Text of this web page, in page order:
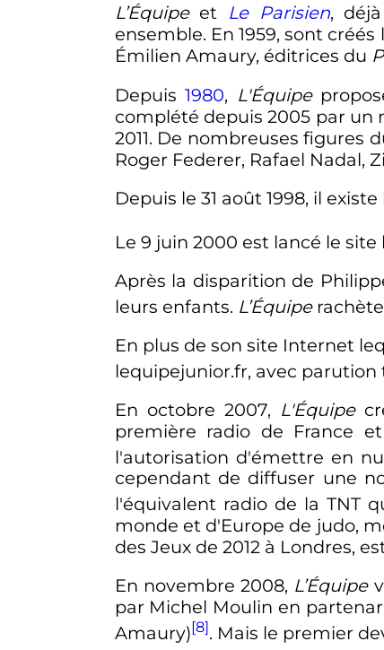
L’Équipeet Le Parisien,
ensemble. En 1959, sont créés
Émilien Amaury, éditrices du
Depuis1980, L'Équipe
complété depuis 2005 par un
2011. De nombreuses figures
Roger Federer, Rafael Nadal,
Depuis le 31 août 1998, il existe
Le 9 juin 2000 est lancé le site
Après la disparition de
leurs enfants. L’Équipe
En plus de son site Internet
lequipejunior.fr, avec
En octobre 2007, L'Équipe
première radio de France et
l'autorisation d'émettre en
cependant de diffuser une
l'équivalent radio de la TNT
monde et d'Europe de judo,
des Jeux de 2012 à Londres,
En novembre 2008, L’Équipe
par Michel Moulin en
Amaury)[8]. Mais le premier